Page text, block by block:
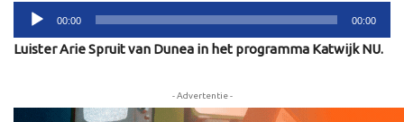
Audiospeler
00:00 00:00
Luister Arie Spruit van Dunea in het programma Katwijk NU.
- Advertentie -